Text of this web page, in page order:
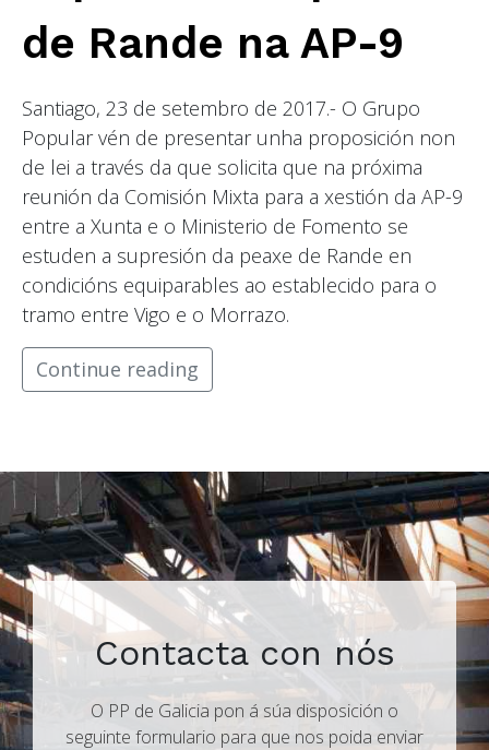
de Rande na AP-9
Santiago, 23 de setembro de 2017.- O Grupo
Popular vén de presentar unha proposición non
de lei a través da que solicita que na próxima
reunión da Comisión Mixta para a xestión da AP-9
entre a Xunta e o Ministerio de Fomento se
estuden a supresión da peaxe de Rande en
condicións equiparables ao establecido para o
tramo entre Vigo e o Morrazo.
Continue reading
Contacta con nós
O PP de Galicia pon á súa disposición o
seguinte formulario para que nos poida enviar